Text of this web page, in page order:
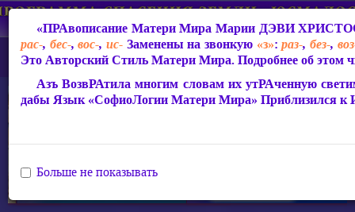
«ПРАвописание Матери Мира Марии ДЭВИ
рас-, бес-,вос-, ис-Заменены на звонкую «з»:раз-, без-,
Это Авторский Стиль Матери Мира. Подробнее об этом
Азъ ВозвРАтила многим словам их утРАченную
дабы Язык «СофиоЛогии Матери Мира» Приблизился
Больше не показывать